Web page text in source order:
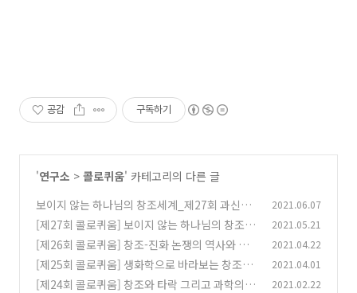
공감 구독하기
'연구소 > 콜로퀴움' 카테고리의 다른 글
보이지 않는 하나님의 창조세계_제27회 과신대
콜로퀴움_강상훈 교수
(0)
2021.06.07
[제27회 콜로퀴움] 보이지 않는 하나님의 창조세
계 (0)
2021.05.21
[제26회 콜로퀴움] 창조-진화 논쟁의 역사와 쟁
점 (0)
2021.04.22
[제25회 콜로퀴움] 생화학으로 바라보는 창조세
계 (0)
2021.04.01
[제24회 콜로퀴움] 창조와 타락 그리고 과학의 도
2021.02.22